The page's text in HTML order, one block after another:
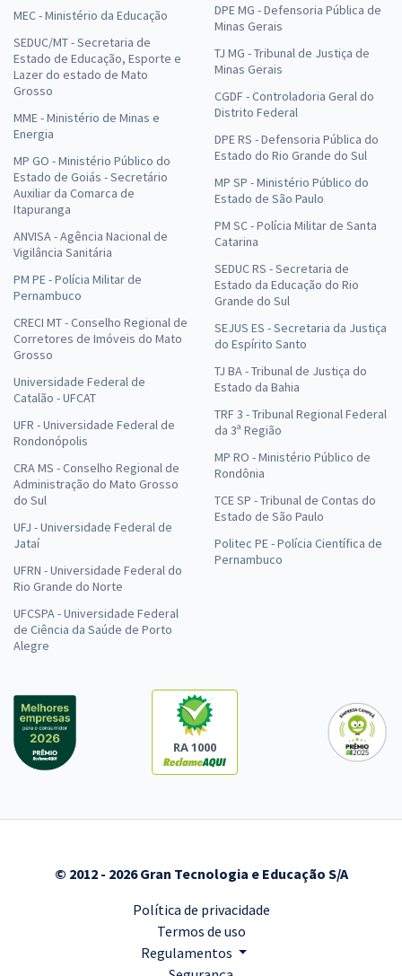
MEC - Ministério da Educação
SEDUC/MT - Secretaria de
Estado de Educação, Esporte e
Lazer do estado de Mato
Grosso
MME - Ministério de Minas e
Energia
MP GO - Ministério Público do
Estado de Goiás - Secretário
Auxiliar da Comarca de
Itapuranga
ANVISA - Agência Nacional de
Vigilância Sanitária
PM PE - Polícia Militar de
Pernambuco
CRECI MT - Conselho Regional de
Corretores de Imóveis do Mato
Grosso
Universidade Federal de
Catalão - UFCAT
UFR - Universidade Federal de
Rondonópolis
CRA MS - Conselho Regional de
Administração do Mato Grosso
do Sul
UFJ - Universidade Federal de
Jataí
UFRN - Universidade Federal do
Rio Grande do Norte
UFCSPA - Universidade Federal
de Ciência da Saúde de Porto
Alegre
DPE MG - Defensoria Pública de
Minas Gerais
TJ MG - Tribunal de Justiça de
Minas Gerais
CGDF - Controladoria Geral do
Distrito Federal
DPE RS - Defensoria Pública do
Estado do Rio Grande do Sul
MP SP - Ministério Público do
Estado de São Paulo
PM SC - Polícia Militar de Santa
Catarina
SEDUC RS - Secretaria de
Estado da Educação do Rio
Grande do Sul
SEJUS ES - Secretaria da Justiça
do Espírito Santo
TJ BA - Tribunal de Justiça do
Estado da Bahia
TRF 3 - Tribunal Regional Federal
da 3ª Região
MP RO - Ministério Público de
Rondônia
TCE SP - Tribunal de Contas do
Estado de São Paulo
Politec PE - Polícia Científica de
Pernambuco
RA 1000
© 2012 - 2026 Gran Tecnologia e Educação S/A
Política de privacidade
Termos de uso
Regulamentos